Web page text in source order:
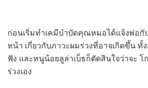
ก่อนเริ่มทำเคมีบำบัดคุณหมอได้แจ้งพ่อกั
หน้า เกี่ยวกับภาวะผมร่วงที่อาจเกิดขึ้น ทั้
ฟัง และหนูน้อยลูล่าเบ็ธก็ตัดสินใจว่าจะ
ร่วงเอง